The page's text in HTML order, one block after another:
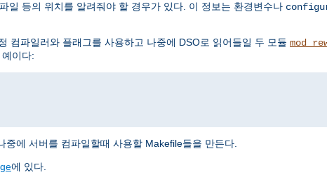
일 등의 위치를 알려줘야 할 경우가 있다. 이 정보는 환경변수나
컴파일러와 플래그를 사용하고 나중에 DSO로 읽어들일 두 모듈
이다:
에 서버를 컴파일할때 사용할 Makefile들을 만든다.
에 있다.